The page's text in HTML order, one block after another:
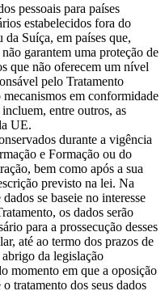
pessoais para países
estabelecidos fora do
Suíça, em países que,
garantem uma proteção de
que não oferecem um nível
pelo Tratamento
em conformidade
entre outros, as
UE.
durante a vigência
e Formação ou do
bem como após a sua
previsto na lei. Na
se baseie no interesse
os dados serão
para a prossecução desses
até ao termo dos prazos de
da legislação
momento em que a oposição
tratamento dos seus dados